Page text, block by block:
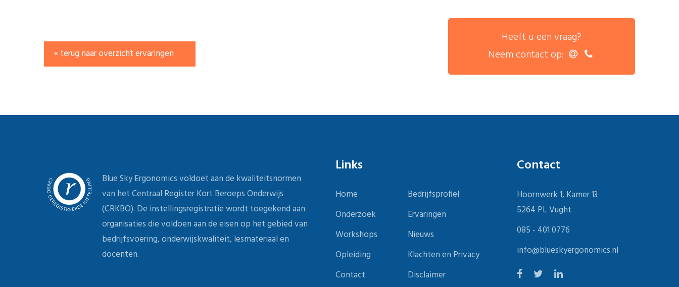
« terug naar overzicht ervaringen
Heeft u een vraag?
Neem contact op:
Blue Sky Ergonomics voldoet aan de kwaliteitsnormen
van het Centraal Register Kort Beroeps Onderwijs
(CRKBO). De instellingsregistratie wordt toegekend aan
organisaties die voldoen aan de eisen op het gebied van
bedrijfsvoering, onderwijskwaliteit, lesmateriaal en
docenten.
Links
Home
Onderzoek
Workshops
Opleiding
Contact
Bedrijfsprofiel
Ervaringen
Nieuws
Klachten en Privacy
Disclaimer
Contact
Hoornwerk 1, Kamer 13
5264 PL Vught
085 - 401 0776
info@blueskyergonomics.nl